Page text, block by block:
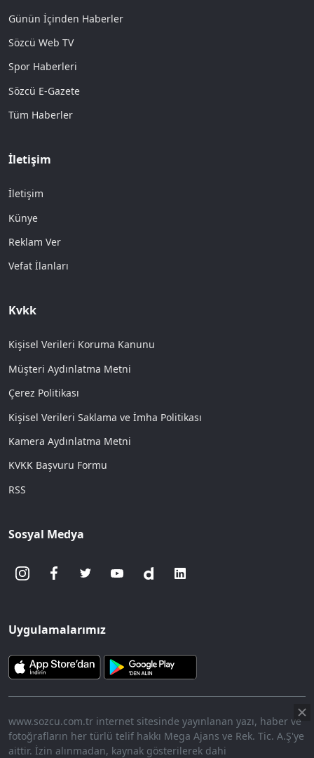
Günün İçinden Haberler
Sözcü Web TV
Spor Haberleri
Sözcü E-Gazete
Tüm Haberler
İletişim
İletişim
Künye
Reklam Ver
Vefat İlanları
Kvkk
Kişisel Verileri Koruma Kanunu
Müşteri Aydınlatma Metni
Çerez Politikası
Kişisel Verileri Saklama ve İmha Politikası
Kamera Aydınlatma Metni
KVKK Başvuru Formu
RSS
Sosyal Medya
Uygulamalarımız
www.sozcu.com.tr internet sitesinde yayınlanan yazı, haber ve
fotoğrafların her türlü telif hakkı Mega Ajans ve Rek. Tic. A.Ş'ye
aittir. İzin alınmadan, kaynak gösterilerek dahi